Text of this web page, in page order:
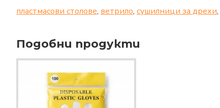
пластмасови столове, ветрило, сушилници за дрехи,
Подобни продукти